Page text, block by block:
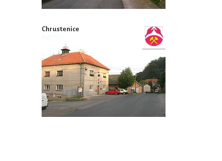
Chrustenice